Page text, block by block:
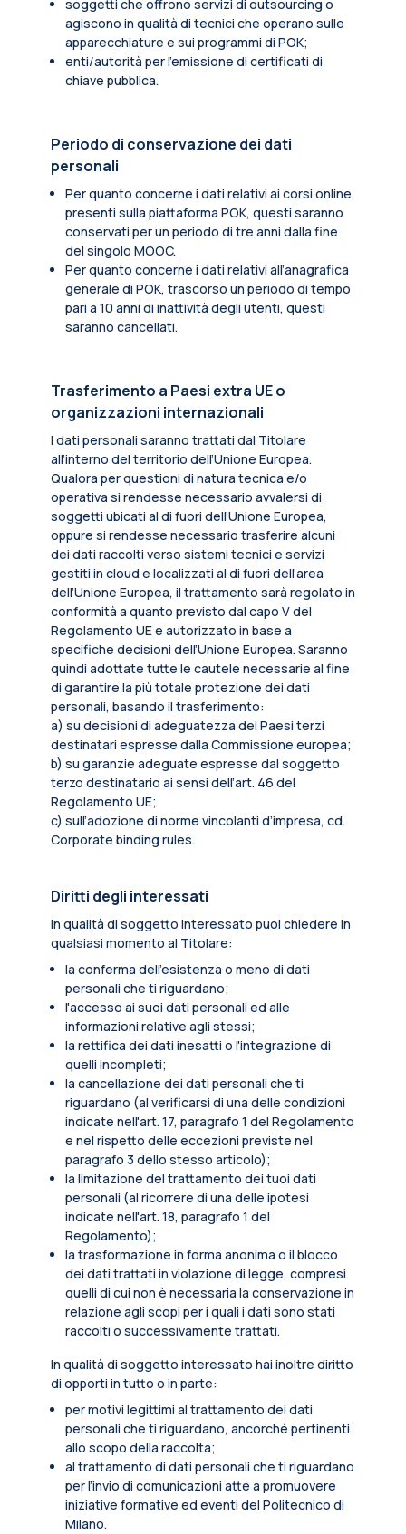
soggetti che offrono servizi di outsourcing o
agiscono in qualità di tecnici che operano sulle
apparecchiature e sui programmi di POK;
enti/autorità per l'emissione di certificati di
chiave pubblica.
Periodo di conservazione dei dati
personali
Per quanto concerne i dati relativi ai corsi online
presenti sulla piattaforma POK, questi saranno
conservati per un periodo di tre anni dalla fine
del singolo MOOC.
Per quanto concerne i dati relativi all’anagrafica
generale di POK, trascorso un periodo di tempo
pari a 10 anni di inattività degli utenti, questi
saranno cancellati.
Trasferimento a Paesi extra UE o
organizzazioni internazionali
I dati personali saranno trattati dal Titolare
all’interno del territorio dell’Unione Europea.
Qualora per questioni di natura tecnica e/o
operativa si rendesse necessario avvalersi di
soggetti ubicati al di fuori dell’Unione Europea,
oppure si rendesse necessario trasferire alcuni
dei dati raccolti verso sistemi tecnici e servizi
gestiti in cloud e localizzati al di fuori dell’area
dell’Unione Europea, il trattamento sarà regolato in
conformità a quanto previsto dal capo V del
Regolamento UE e autorizzato in base a
specifiche decisioni dell’Unione Europea. Saranno
quindi adottate tutte le cautele necessarie al fine
di garantire la più totale protezione dei dati
personali, basando il trasferimento:
a) su decisioni di adeguatezza dei Paesi terzi
destinatari espresse dalla Commissione europea;
b) su garanzie adeguate espresse dal soggetto
terzo destinatario ai sensi dell’art. 46 del
Regolamento UE;
c) sull’adozione di norme vincolanti d’impresa, cd.
Corporate binding rules.
Diritti degli interessati
In qualità di soggetto interessato puoi chiedere in
qualsiasi momento al Titolare:
la conferma dell’esistenza o meno di dati
personali che ti riguardano;
l'accesso ai suoi dati personali ed alle
informazioni relative agli stessi;
la rettifica dei dati inesatti o l'integrazione di
quelli incompleti;
la cancellazione dei dati personali che ti
riguardano (al verificarsi di una delle condizioni
indicate nell'art. 17, paragrafo 1 del Regolamento
e nel rispetto delle eccezioni previste nel
paragrafo 3 dello stesso articolo);
la limitazione del trattamento dei tuoi dati
personali (al ricorrere di una delle ipotesi
indicate nell'art. 18, paragrafo 1 del
Regolamento);
la trasformazione in forma anonima o il blocco
dei dati trattati in violazione di legge, compresi
quelli di cui non è necessaria la conservazione in
relazione agli scopi per i quali i dati sono stati
raccolti o successivamente trattati.
In qualità di soggetto interessato hai inoltre diritto
di opporti in tutto o in parte:
per motivi legittimi al trattamento dei dati
personali che ti riguardano, ancorché pertinenti
allo scopo della raccolta;
al trattamento di dati personali che ti riguardano
per l’invio di comunicazioni atte a promuovere
iniziative formative ed eventi del Politecnico di
Milano.